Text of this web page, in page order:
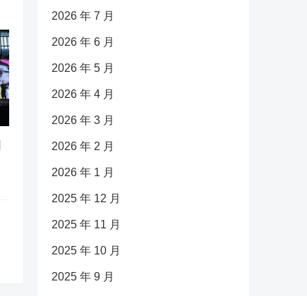
2026 年 7 月
2026 年 6 月
2026 年 5 月
2026 年 4 月
2026 年 3 月
2026 年 2 月
2026 年 1 月
2025 年 12 月
2025 年 11 月
2025 年 10 月
2025 年 9 月